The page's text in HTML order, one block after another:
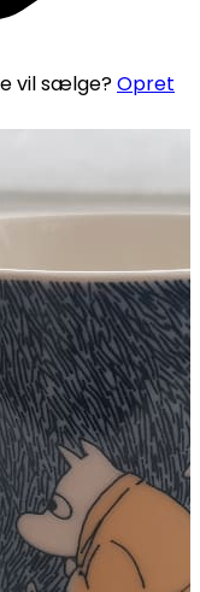
vil sælge?Opret